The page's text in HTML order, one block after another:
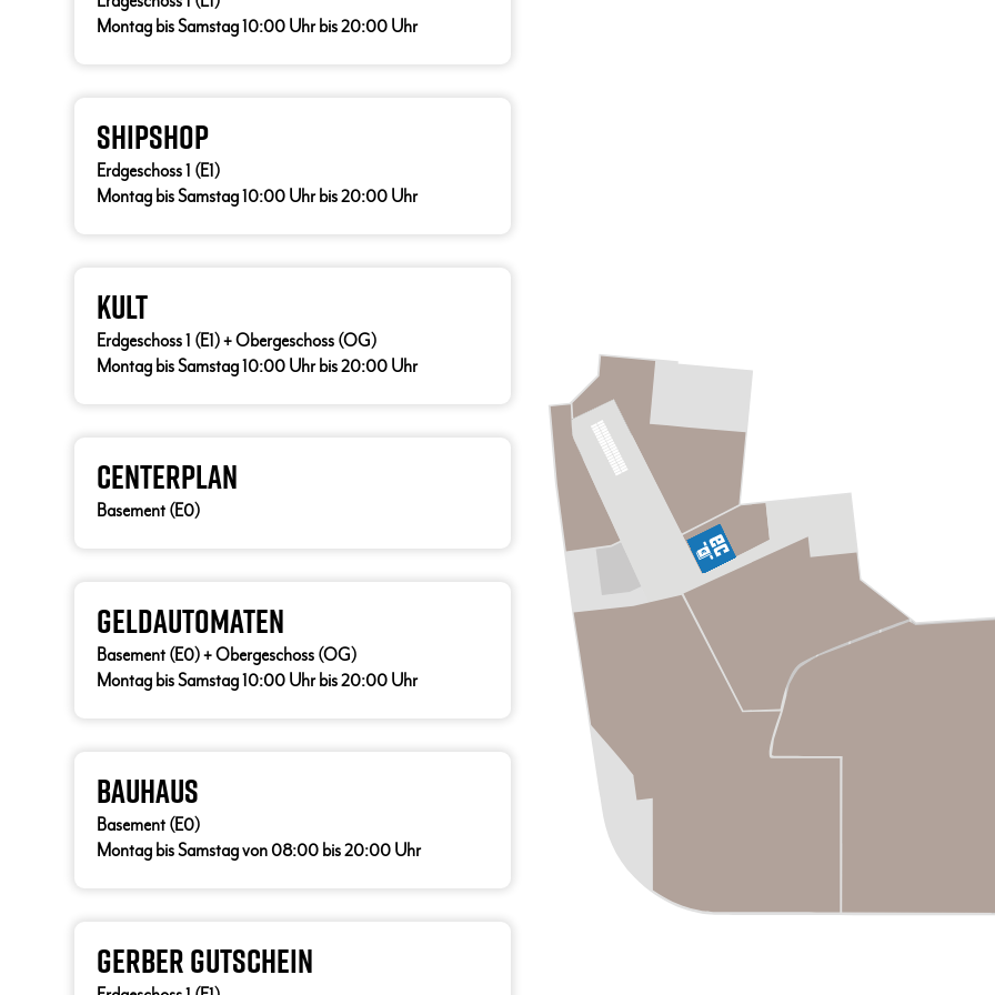
Montag bis Samstag 10:00 Uhr bis 20:00 Uhr
ShipShop
Erdgeschoss 1 (E1)
Montag bis Samstag 10:00 Uhr bis 20:00 Uhr
Kult
Erdgeschoss 1 (E1) + Obergeschoss (OG)
Montag bis Samstag 10:00 Uhr bis 20:00 Uhr
Centerplan
Basement (E0)
Geldautomaten
Basement (E0) + Obergeschoss (OG)
Montag bis Samstag 10:00 Uhr bis 20:00 Uhr
Bauhaus
Basement (E0)
Montag bis Samstag von 08:00 bis 20:00 Uhr
Gerber Gutschein